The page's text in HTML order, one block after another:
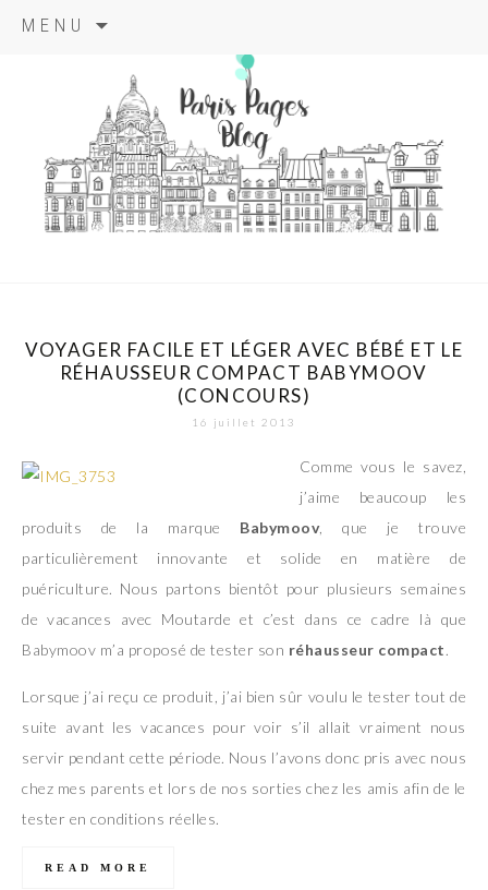
MENU
principal
paris pages
blog
VOYAGER FACILE ET LÉGER AVEC BÉBÉ ET LE
RÉHAUSSEUR COMPACT BABYMOOV
(CONCOURS)
16 juillet 2013
Comme vous le savez,
j’aime beaucoup les
produits de la marque Babymoov, que je trouve
particulièrement innovante et solide en matière de
puériculture. Nous partons bientôt pour plusieurs semaines
de vacances avec Moutarde et c’est dans ce cadre là que
Babymoov m’a proposé de tester son réhausseur compact.
Lorsque j’ai reçu ce produit, j’ai bien sûr voulu le tester tout de
suite avant les vacances pour voir s’il allait vraiment nous
servir pendant cette période. Nous l’avons donc pris avec nous
chez mes parents et lors de nos sorties chez les amis afin de le
tester en conditions réelles.
READ MORE